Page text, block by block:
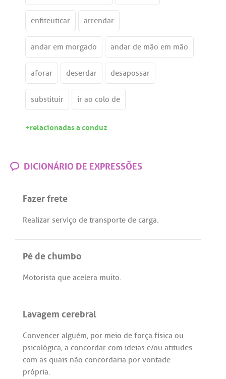
enfiteuticar arrendar
andar em morgado andar de mão em mão
aforar deserdar desapossar
substituir ir ao colo de
+relacionadas a conduz
DICIONÁRIO DE EXPRESSÕES
Fazer frete
Realizar serviço de transporte de carga.
Pé de chumbo
Motorista que acelera muito.
Lavagem cerebral
Convencer alguém, por meio de força física ou
psicológica, a concordar com ideias e/ou atitudes
com as quais não concordaria por vontade
própria.